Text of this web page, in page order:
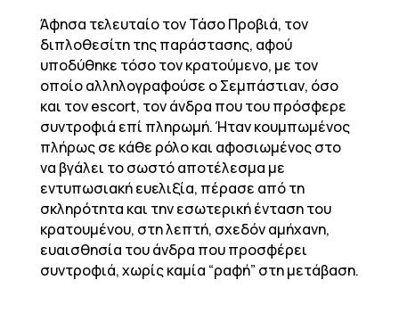
Άφησα τελευταίο τον Τάσο Προβιά, τον
διπλοθεσίτη της παράστασης, αφού
υποδύθηκε τόσο τον κρατούμενο, με τον
οποίο αλληλογραφούσε ο Σεμπάστιαν, όσο
και τον escort, τον άνδρα που του πρόσφερε
συντροφιά επί πληρωμή. Ήταν κουμπωμένος
πλήρως σε κάθε ρόλο και αφοσιωμένος στο
να βγάλει το σωστό αποτέλεσμα με
εντυπωσιακή ευελιξία, πέρασε από τη
σκληρότητα και την εσωτερική ένταση του
κρατουμένου, στη λεπτή, σχεδόν αμήχανη,
ευαισθησία του άνδρα που προσφέρει
συντροφιά, χωρίς καμία “ραφή” στη μετάβαση.